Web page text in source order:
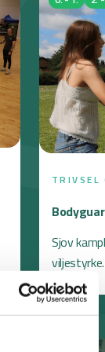
TRIVSEL
Sjov
viljestyrke.